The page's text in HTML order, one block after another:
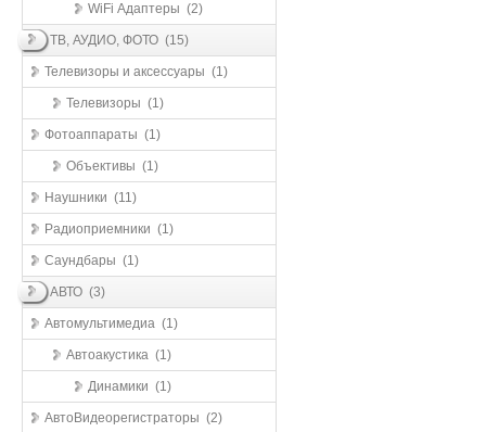
WiFi Адаптеры (2)
ТВ, АУДИО, ФОТО (15)
Телевизоры и аксессуары (1)
Телевизоры (1)
Фотоаппараты (1)
Объективы (1)
Наушники (11)
Радиоприемники (1)
Саундбары (1)
АВТО (3)
Автомультимедиа (1)
Автоакустика (1)
Динамики (1)
АвтоВидеорегистраторы (2)